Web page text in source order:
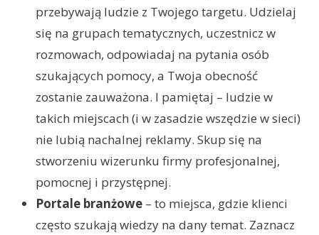
przebywają ludzie z Twojego targetu. Udzielaj
się na grupach tematycznych, uczestnicz w
rozmowach, odpowiadaj na pytania osób
szukających pomocy, a Twoja obecność
zostanie zauważona. I pamiętaj – ludzie w
takich miejscach (i w zasadzie wszędzie w sieci)
nie lubią nachalnej reklamy. Skup się na
stworzeniu wizerunku firmy profesjonalnej,
pomocnej i przystępnej.
Portale branżowe – to miejsca, gdzie klienci
często szukają wiedzy na dany temat. Zaznacz